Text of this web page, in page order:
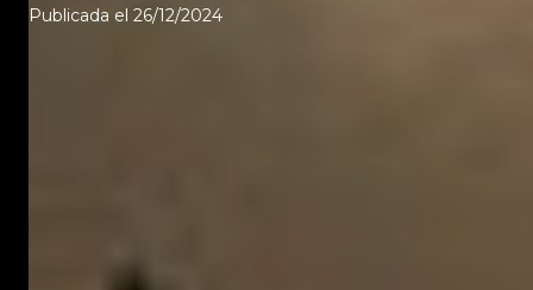
Publicada el 26/12/2024